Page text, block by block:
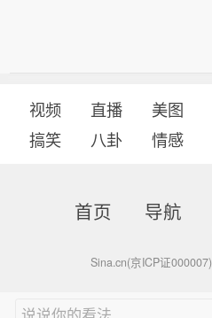
视频 直播 美图
搞笑
八卦 情感
首页 导航
Sina.cn(京ICP证000007)